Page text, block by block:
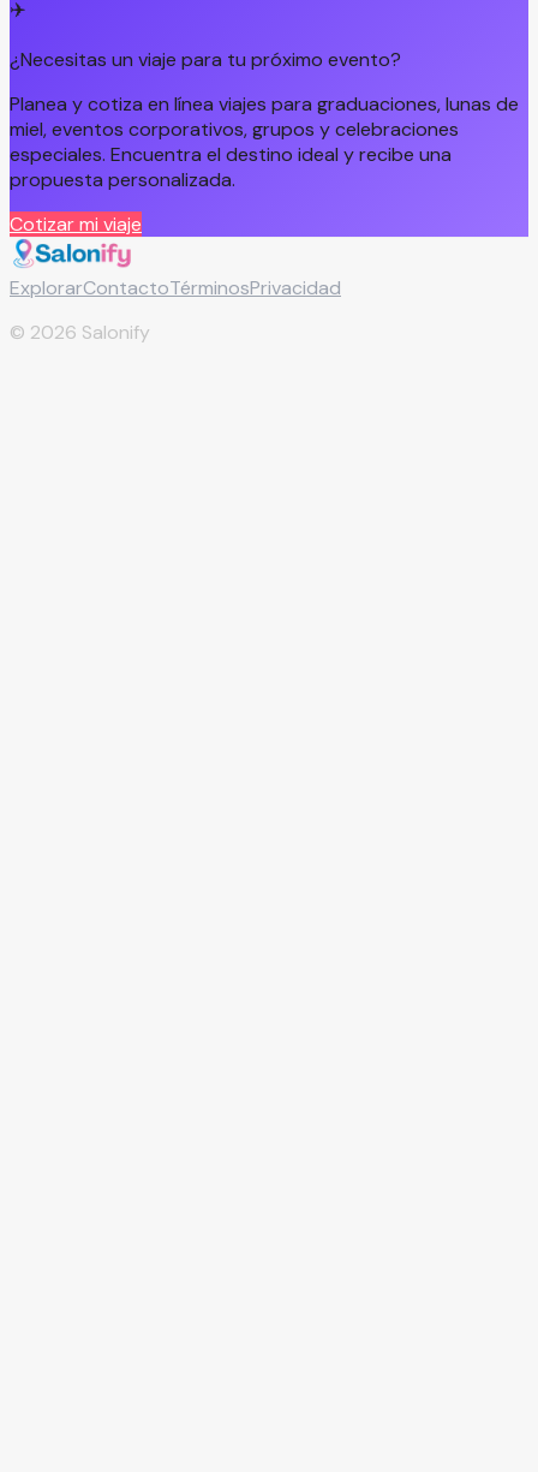
✈️
¿Necesitas un viaje para tu próximo evento?
Planea y cotiza en línea viajes para graduaciones, lunas de
miel, eventos corporativos, grupos y celebraciones
especiales. Encuentra el destino ideal y recibe una
propuesta personalizada.
Cotizar mi viaje
ExplorarContactoTérminosPrivacidad
© 2026 Salonify